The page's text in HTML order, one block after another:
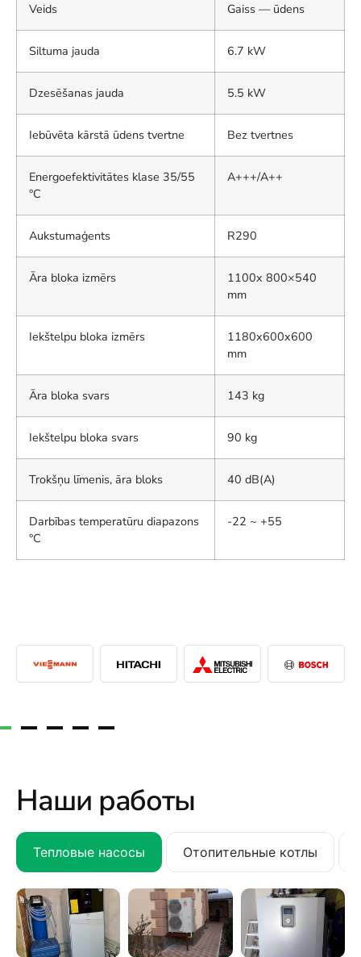
Veids Gaiss — ūdens
Siltuma jauda 6.7 kW
Dzesēšanas jauda 5.5 kW
Iebūvēta kārstā ūdens tvertne Bez tvertnes
Energoefektivitātes klase 35/55
°C
A+++/A++
Aukstumaģents R290
Āra bloka izmērs
1100x 800×540
mm
Iekštelpu bloka izmērs
1180x600x600
mm
Āra bloka svars 143 kg
Iekštelpu bloka svars 90 kg
Trokšņu līmenis, āra bloks 40 dB(A)
Darbības temperatūru diapazons
°C
-22 ~ +55
Наши работы
Тепловые насосы Отопительные котлы